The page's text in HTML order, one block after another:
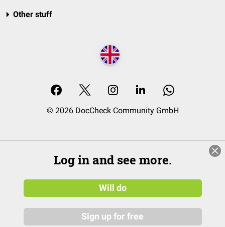
Other stuff
© 2026 DocCheck Community GmbH
Log in and see more.
Will do
Sign up for free